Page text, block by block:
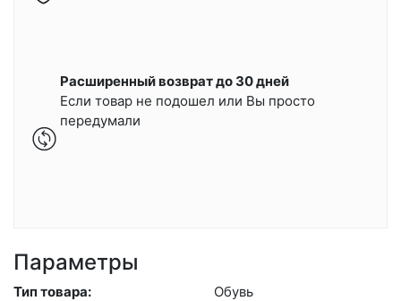
Расширенный возврат до 30 дней
Если товар не подошел или Вы просто
передумали
Параметры
Тип товара:
Обувь